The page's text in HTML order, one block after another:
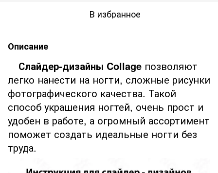
В избранное
Описание
Слайдер-дизайны Collage позволяют
легко нанести на ногти, сложные рисунки
фотографического качества. Такой
способ украшения ногтей, очень прост и
удобен в работе, а огромный ассортимент
поможет создать идеальные ногти без
труда.